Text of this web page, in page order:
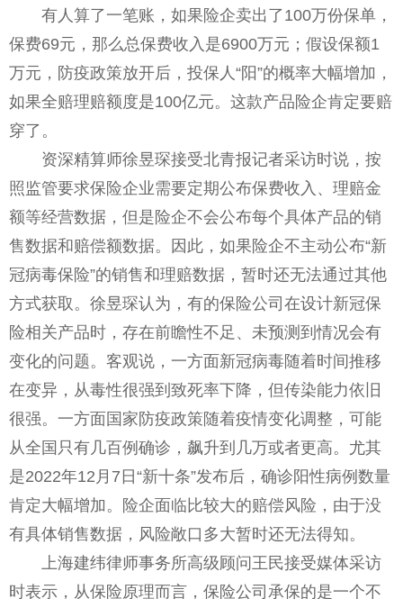
有人算了一笔账，如果险企卖出了100万份保单，
保费69元，那么总保费收入是6900万元；假设保额1
万元，防疫政策放开后，投保人“阳”的概率大幅增加，
如果全赔理赔额度是100亿元。这款产品险企肯定要赔
穿了。
资深精算师徐昱琛接受北青报记者采访时说，按
照监管要求保险企业需要定期公布保费收入、理赔金
额等经营数据，但是险企不会公布每个具体产品的销
售数据和赔偿额数据。因此，如果险企不主动公布“新
冠病毒保险”的销售和理赔数据，暂时还无法通过其他
方式获取。徐昱琛认为，有的保险公司在设计新冠保
险相关产品时，存在前瞻性不足、未预测到情况会有
变化的问题。客观说，一方面新冠病毒随着时间推移
在变异，从毒性很强到致死率下降，但传染能力依旧
很强。一方面国家防疫政策随着疫情变化调整，可能
从全国只有几百例确诊，飙升到几万或者更高。尤其
是2022年12月7日“新十条”发布后，确诊阳性病例数量
肯定大幅增加。险企面临比较大的赔偿风险，由于没
有具体销售数据，风险敞口多大暂时还无法得知。
上海建纬律师事务所高级顾问王民接受媒体采访
时表示，从保险原理而言，保险公司承保的是一个不